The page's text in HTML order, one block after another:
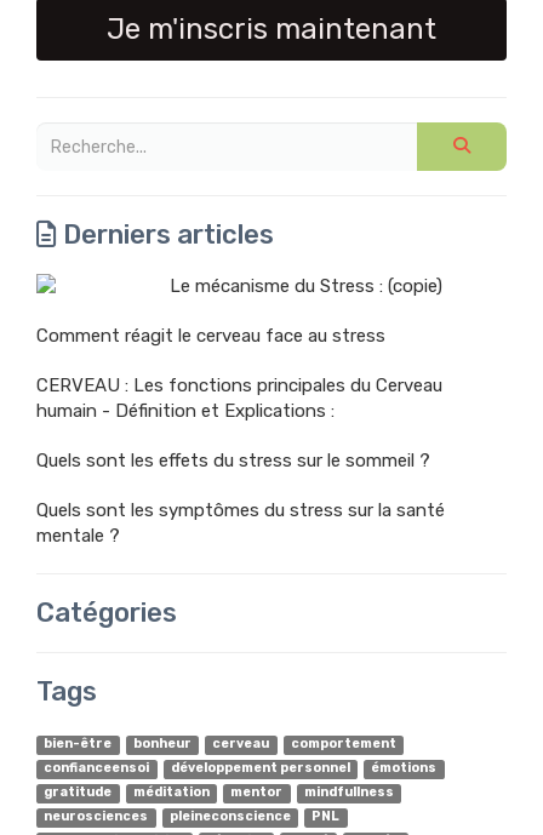
Je m'inscris maintenant
Derniers articles
Le mécanisme du Stress : (copie)
Comment réagit le cerveau face au stress
CERVEAU : Les fonctions principales du Cerveau
humain - Définition et Explications :
Quels sont les effets du stress sur le sommeil ?
Quels sont les symptômes du stress sur la santé
mentale ?
Catégories
Tags
bien-être bonheur cerveau
comportement
confianceensoi
développement personnel
émotions
gratitude
méditation mentor
mindfullness
neurosciences
pleineconscience
PNL